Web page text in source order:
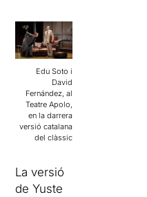
Edu Soto i
David
Fernández, al
Teatre Apolo,
en la darrera
versió catalana
del clàssic
La versió
de Yuste